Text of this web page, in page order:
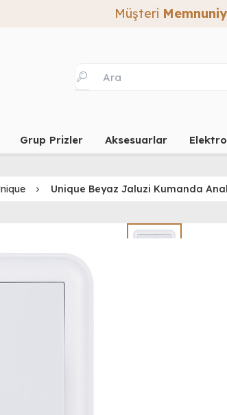
Müşteri
Grup Prizler Aksesuarlar
Unique Beyaz Jaluzi Kumanda